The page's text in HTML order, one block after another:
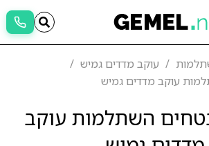
עוקב מדדים גמיש
עוקב מדדים גמיש
השתלמות עוקב